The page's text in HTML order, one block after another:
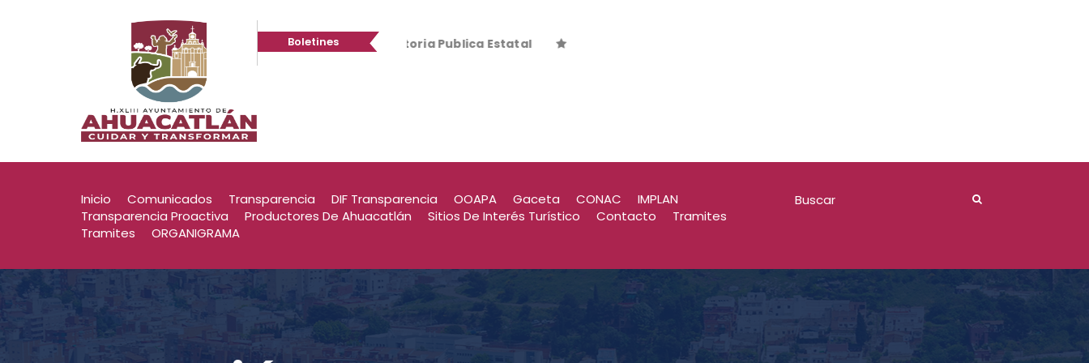
Boletines
Convocatoria Publica Estatal
Inicio Comunicados Transparencia DIF Transparencia OOAPA Gaceta CONAC
IMPLAN
Transparencia Proactiva
Productores De Ahuacatlán Sitios De Interés Turístico Contacto
Tramites
Tramites
ORGANIGRAMA